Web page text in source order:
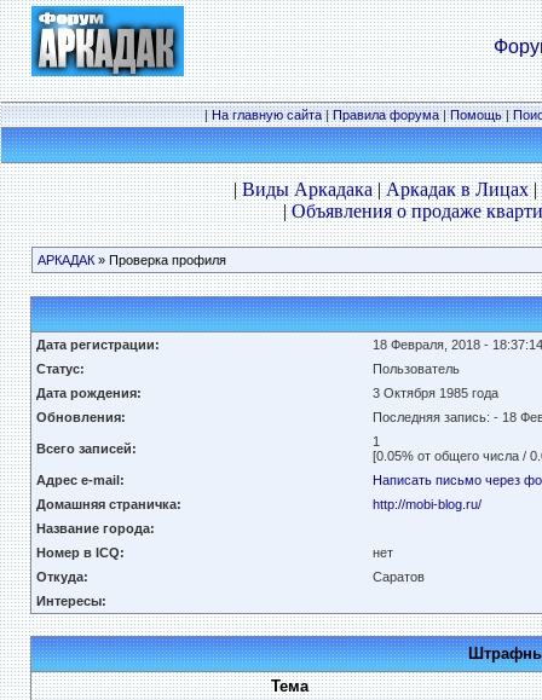
|На главную сайта|Правила форума|Помощь|
|Виды Аркадака|Аркадак в Лицах|
|Объявления о продаже
АРКАДАК» Проверка профиля
Дата регистрации:
18 Февраля, 2018 - 18:37:14
Статус:
Пользователь
Дата рождения:
3 Октября1985 года
Обновления:
Последняя запись: - 18
Всего записей:
1
[0.05% от общего числа /
Адрес e-mail:
Написать письмо через
Домашняя страничка:
http://mobi-blog.ru/
Название города:
Номер в ICQ:
нет
Откуда:
Саратов
Интересы:
Тема